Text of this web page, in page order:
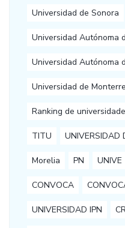
Universidad de Sonora
Universidad Autónoma
Universidad Autónoma
Universidad de
Ranking de
TITU UNIVERSIDAD
Morelia PN UNIVE
CONVOCA
UNIVERSIDAD IPN